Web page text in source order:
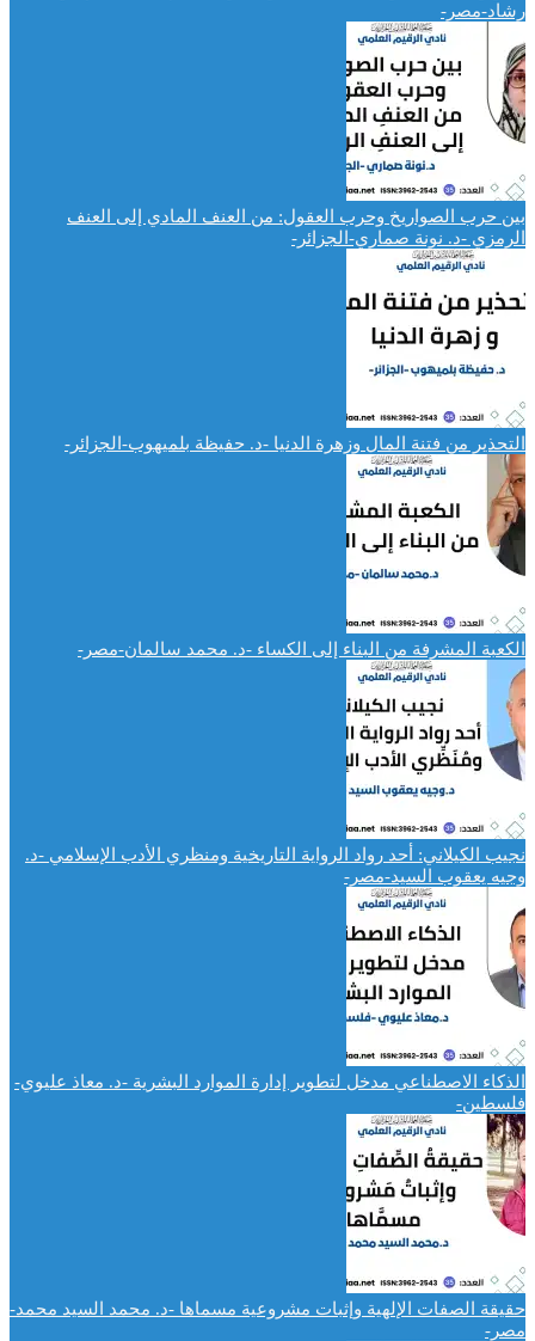
رشاد-مصر-
بين حرب الصواريخ وحرب العقول: من العنف المادي إلى العنف
الرمزي -د. نونة صماري-الجزائر-
التحذير من فتنة المال وزهرة الدنيا -د. حفيظة بلميهوب-الجزائر-
الكعبة المشرفة من البناء إلى الكساء -د. محمد سالمان-مصر-
نجيب الكيلاني: أحد رواد الرواية التاريخية ومنظري الأدب الإسلامي -د.
وجيه يعقوب السيد-مصر-
الذكاء الاصطناعي مدخل لتطوير إدارة الموارد البشرية -د. معاذ عليوي-
فلسطين-
حقيقة الصفات الإلهية وإثبات مشروعية مسماها -د. محمد السيد محمد-
مصر-